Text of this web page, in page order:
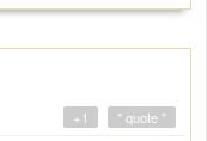
" quote "
+1